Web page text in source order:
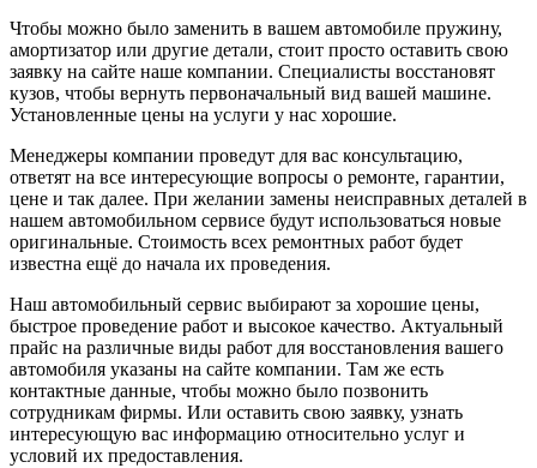
Чтобы можно было заменить в вашем автомобиле пружину,
амортизатор или другие детали, стоит просто оставить свою
заявку на сайте наше компании. Специалисты восстановят
кузов, чтобы вернуть первоначальный вид вашей машине.
Установленные цены на услуги у нас хорошие.
Менеджеры компании проведут для вас консультацию,
ответят на все интересующие вопросы о ремонте, гарантии,
цене и так далее. При желании замены неисправных деталей в
нашем автомобильном сервисе будут использоваться новые
оригинальные. Стоимость всех ремонтных работ будет
известна ещё до начала их проведения.
Наш автомобильный сервис выбирают за хорошие цены,
быстрое проведение работ и высокое качество. Актуальный
прайс на различные виды работ для восстановления вашего
автомобиля указаны на сайте компании. Там же есть
контактные данные, чтобы можно было позвонить
сотрудникам фирмы. Или оставить свою заявку, узнать
интересующую вас информацию относительно услуг и
условий их предоставления.